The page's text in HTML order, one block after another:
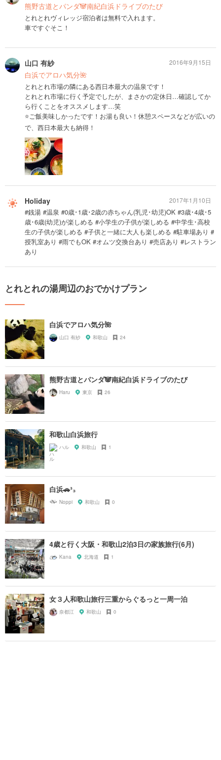
熊野古道とパンダ🐼南紀白浜ドライブのたび
とれとれヴィレッジ宿泊者は無料で入れます。
車ですぐそこ！
山口 有紗
白浜でアロハ気分🌺
とれとれ市場の隣にある西日本最大の温泉です！
とれとれ市場に行く予定でしたが、まさかの定休日…確認してか
ら行くことをオススメします…笑
⭐️ご飯美味しかったです！お湯も良い！休憩スペースなどが広いの
で、西日本最大も納得！
2016年9月15日
Holiday
#銭湯 #温泉 #0歳･1歳･2歳の赤ちゃん(乳児･幼児)OK #3歳･4歳･5
歳･6歳(幼児)が楽しめる #小学生の子供が楽しめる #中学生･高校
生の子供が楽しめる #子供と一緒に大人も楽しめる #駐車場あり #
授乳室あり #雨でもOK #オムツ交換台あり #売店あり #レストラン
あり
2017年1月10日
とれとれの湯周辺のおでかけプラン
白浜でアロハ気分🌺
山口 有紗 和歌山 24
熊野古道とパンダ🐼南紀白浜ドライブのたび
Haru 東京 26
和歌山白浜旅行
ハル 和歌山 1
白浜🚗³₃
Noppi 和歌山 0
4歳と行く大阪・和歌山2泊3日の家族旅行(6月)
Kana 北海道 1
女３人和歌山旅行三重からぐるっと一周一泊
奈都江 和歌山 0